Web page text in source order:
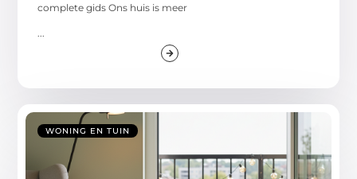
complete gids Ons huis is meer
...
WONING EN TUIN